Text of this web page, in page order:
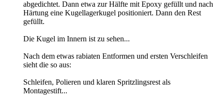
abgedichtet. Dann etwa zur Hälfte mit Epoxy gefüllt und nach
Härtung eine Kugellagerkugel positioniert. Dann den Rest
gefüllt.
Die Kugel im Innern ist zu sehen...
Nach dem etwas rabiaten Entformen und ersten Verschleifen
sieht die so aus:
Schleifen, Polieren und klaren Spritzlingsrest als
Montagestift...